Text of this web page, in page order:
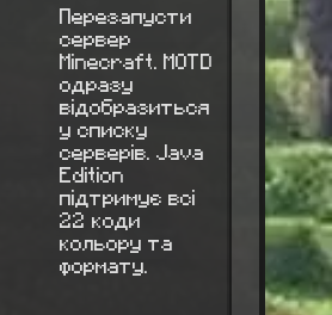
Перезапусти
сервер
Minecraft. MOTD
одразу
відобразиться
у списку
серверів. Java
Edition
підтримує всі
22 коди
кольору та
формату.